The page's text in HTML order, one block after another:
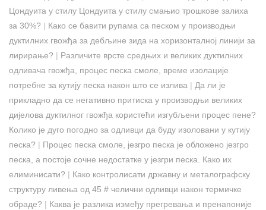
Цондуита у стилу Цондуита у стилу смањио трошкове залиха
за 30%? | Како се бавити рупама са песком у производњи
дуктилних гвожђа за дебљине зида на хоризонталној линији за
лирирање? | Различите врсте средњих и великих дуктилних
одливача гвожђа, процес песка смоле, време изолације
потребне за кутију песка након што се излива | Да ли је
прикладно да се негативно притиска у производњи великих
дијелова дуктилног гвожђа користећи изгубљени процес пене?
Колико је дуго погодно за одливци да буду изоловани у кутију
песка? | Процес песка смоле, језгро песка је обложено језгро
песка, а постоје сочне недостатке у језгри песка. Како их
елиминисати? | Како контролисати државну и металографску
структуру ливења од 45 # челични одливци након термичке
обраде? | Каква је разлика између прегревања и пренапоније